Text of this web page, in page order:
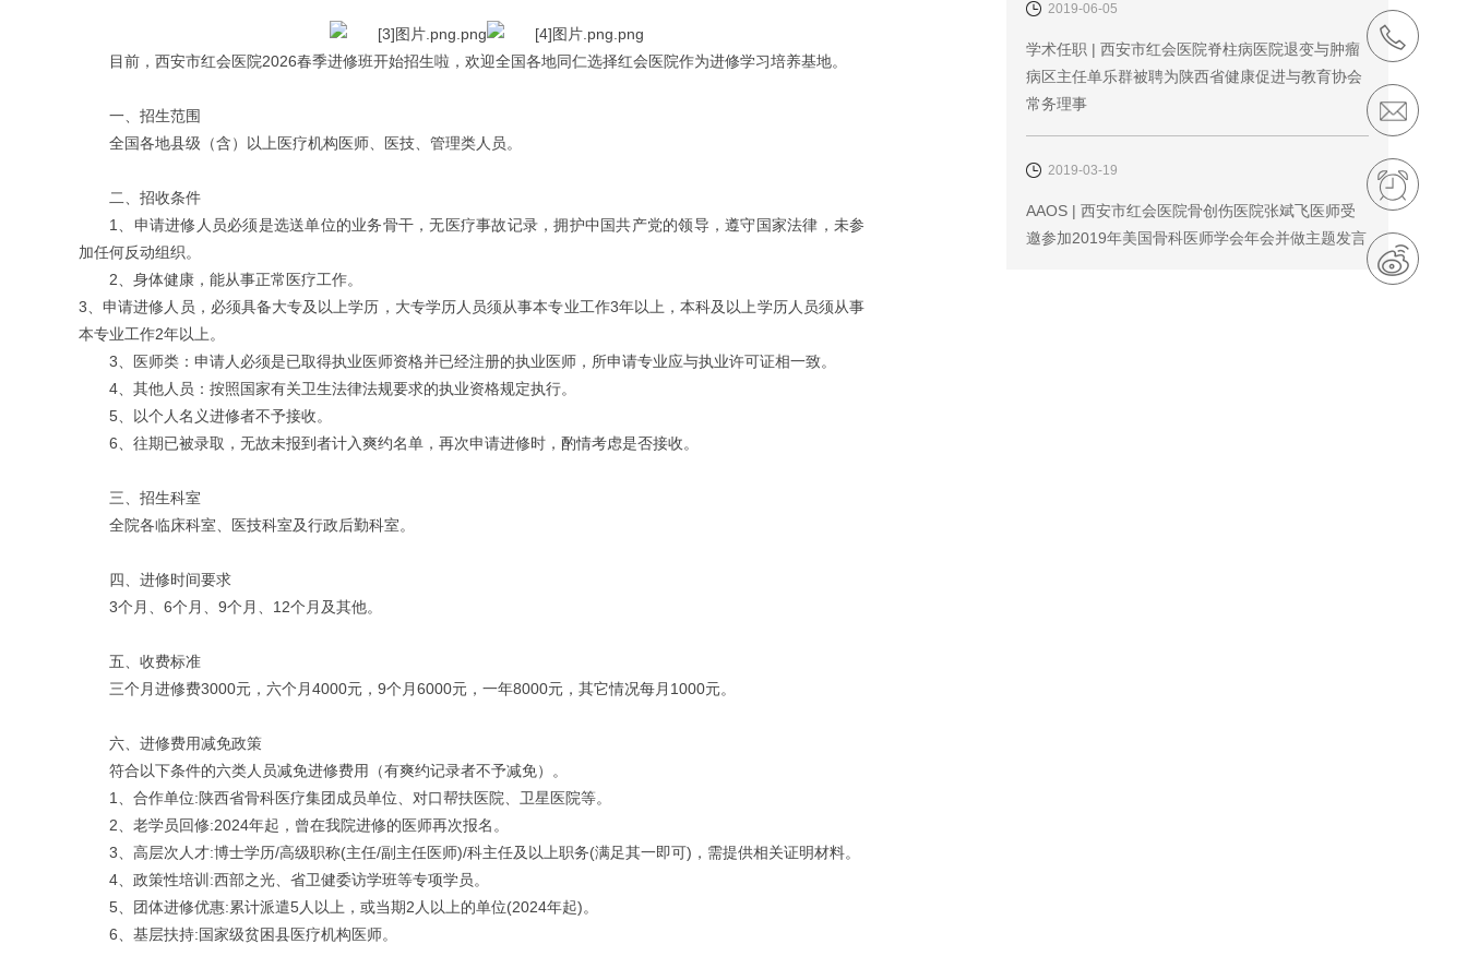
目前，西安市红会医院2026春季进修班开始招生啦，欢迎全国各地同仁选择红会医院作为进修学习培养基地。
一、招生范围
全国各地县级（含）以上医疗机构医师、医技、管理类人员。
二、招收条件
1、申请进修人员必须是选送单位的业务骨干，无医疗事故记录，拥护中国共产党的领导，遵守国家法律，未参
加任何反动组织。
2、身体健康，能从事正常医疗工作。
3、申请进修人员，必须具备大专及以上学历，大专学历人员须从事本专业工作3年以上，本科及以上学历人员须从事
本专业工作2年以上。
3、医师类：申请人必须是已取得执业医师资格并已经注册的执业医师，所申请专业应与执业许可证相一致。
4、其他人员：按照国家有关卫生法律法规要求的执业资格规定执行。
5、以个人名义进修者不予接收。
6、往期已被录取，无故未报到者计入爽约名单，再次申请进修时，酌情考虑是否接收。
三、招生科室
全院各临床科室、医技科室及行政后勤科室。
四、进修时间要求
3个月、6个月、9个月、12个月及其他。
五、收费标准
三个月进修费3000元，六个月4000元，9个月6000元，一年8000元，其它情况每月1000元。
六、进修费用减免政策
符合以下条件的六类人员减免进修费用（有爽约记录者不予减免）。
1、合作单位:陕西省骨科医疗集团成员单位、对口帮扶医院、卫星医院等。
2、老学员回修:2024年起，曾在我院进修的医师再次报名。
3、高层次人才:博士学历/高级职称(主任/副主任医师)/科主任及以上职务(满足其一即可)，需提供相关证明材料。
4、政策性培训:西部之光、省卫健委访学班等专项学员。
5、团体进修优惠:累计派遣5人以上，或当期2人以上的单位(2024年起)。
6、基层扶持:国家级贫困县医疗机构医师。
2019-06-05
学术任职 | 西安市红会医院脊柱病医院退变与肿瘤
病区主任单乐群被聘为陕西省健康促进与教育协会
常务理事
2019-03-19
AAOS | 西安市红会医院骨创伤医院张斌飞医师受
邀参加2019年美国骨科医师学会年会并做主题发言